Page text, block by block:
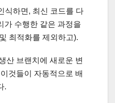
식하면, 최신 코드를 다
가 수행한 같은 과정을
최적화를 제외하고).
산 브랜치에 새로운 변
것들이 자동적으로 배
.